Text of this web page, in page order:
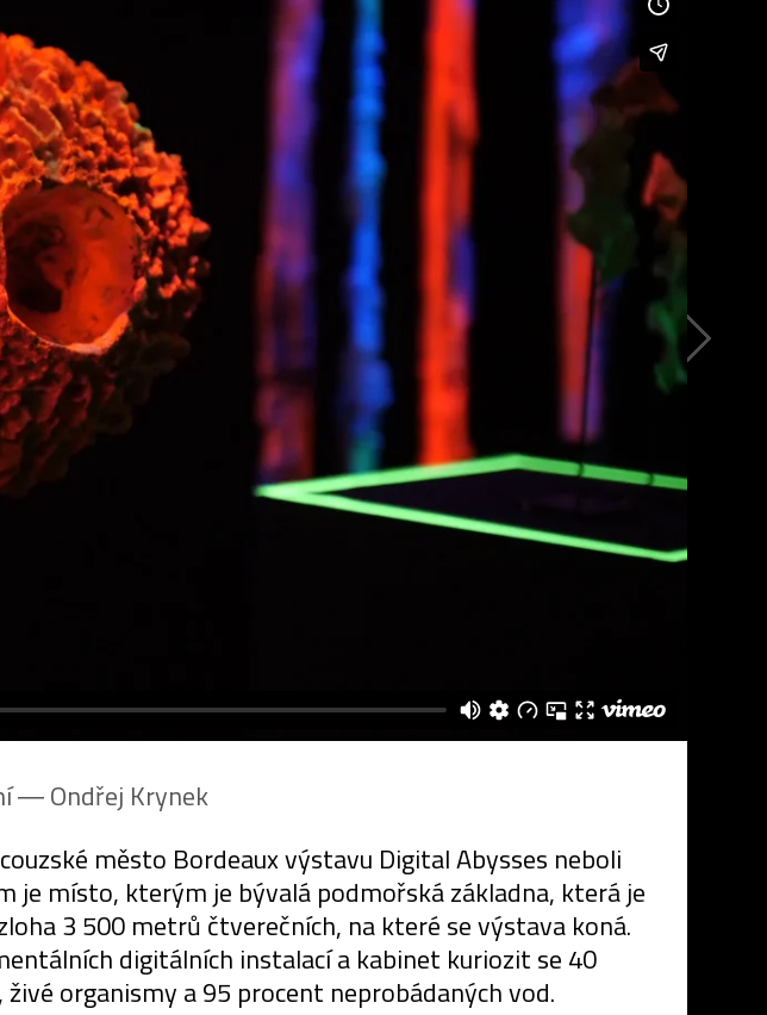
―Ondřej Krynek
město Bordeaux výstavu Digital Abysses neboli
je místo, kterým je bývalá podmořská základna, která je
3 500 metrů čtverečních, na které se výstava koná.
digitálních instalací a kabinet kuriozit se 40
organismy a 95 procent neprobádaných vod.